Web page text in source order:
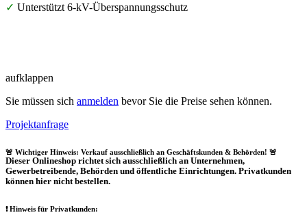
✓ Unterstützt 6-kV-Überspannungsschutz
aufklappen
Sie müssen sich anmelden bevor Sie die Preise sehen können.
Projektanfrage
🚨 Wichtiger Hinweis: Verkauf ausschließlich an Geschäftskunden & Behörden! 🚨
Dieser Onlineshop richtet sich ausschließlich an Unternehmen,
Gewerbetreibende, Behörden und öffentliche Einrichtungen. Privatkunden
können hier nicht bestellen.
❗Hinweis für Privatkunden: